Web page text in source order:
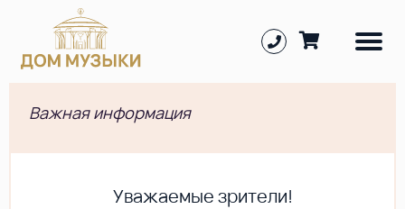
Важная информация
Уважаемые зрители!